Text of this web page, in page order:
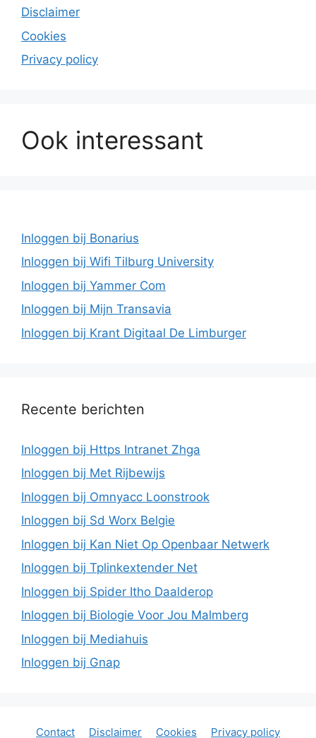
Disclaimer
Cookies
Privacy policy
Ook interessant
Inloggen bij Bonarius
Inloggen bij Wifi Tilburg University
Inloggen bij Yammer Com
Inloggen bij Mijn Transavia
Inloggen bij Krant Digitaal De Limburger
Recente berichten
Inloggen bij Https Intranet Zhga
Inloggen bij Met Rijbewijs
Inloggen bij Omnyacc Loonstrook
Inloggen bij Sd Worx Belgie
Inloggen bij Kan Niet Op Openbaar Netwerk
Inloggen bij Tplinkextender Net
Inloggen bij Spider Itho Daalderop
Inloggen bij Biologie Voor Jou Malmberg
Inloggen bij Mediahuis
Inloggen bij Gnap
Contact Disclaimer Cookies Privacy policy